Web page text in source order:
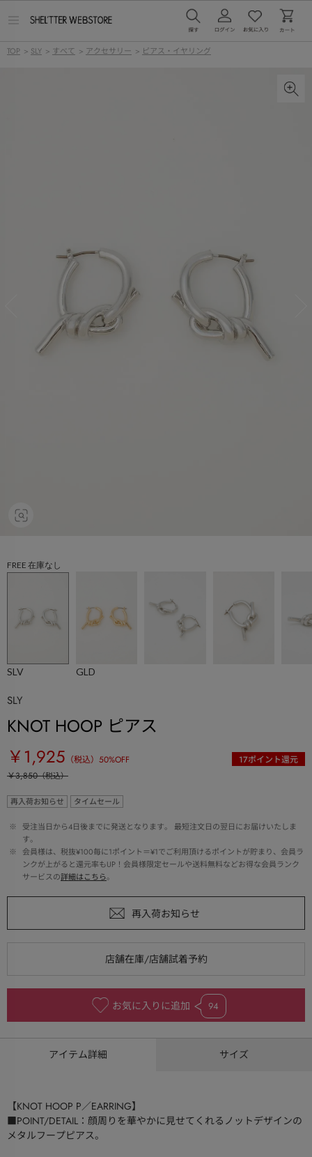
ー
TOP > SLY > すべて > アクセサリー > ピアス・イヤリング
FREE 在庫なし
SLV GLD
SLY
KNOT HOOP ピアス
￥1,925 （税込） 50%OFF 17ポイント還元
￥3,850（税込）
再入荷お知らせ タイムセール
※
受注当日から4日後までに発送となります。 最短注文日の翌日にお届けいたしま
す。
※
会員様は、税抜¥100毎に1ポイント＝¥1でご利用頂けるポイントが貯まり、会員ラ
ンクが上がると還元率もUP！会員様限定セールや送料無料などお得な会員ランク
サービスの詳細はこちら。
お気に入りに追加 94
アイテム詳細 サイズ
【KNOT HOOP P／EARRING】
■POINT/DETAIL：顔周りを華やかに見せてくれるノットデザインの
メタルフープピアス。